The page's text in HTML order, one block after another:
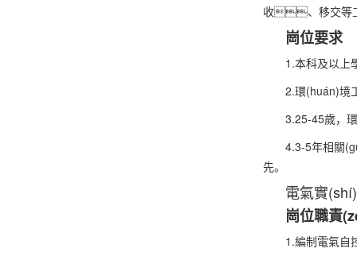
收、移交
崗位要求
1.本科及以
2.環(huán)
3.25-45歲，
4.3-5年相關
先。
電氣實
崗位職責
1.編制電氣